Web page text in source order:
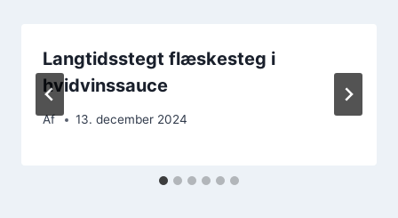
Langtidsstegt flæskesteg i
hvidvinssauce
Af 13. december 2024